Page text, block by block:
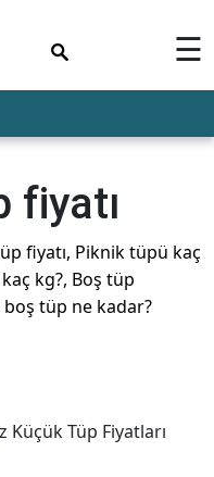
☰
fiyatı
fiyatı, Piknik tüpü kaç
kg?, Boş tüp
tüp ne kadar?
Küçük Tüp Fiyatları